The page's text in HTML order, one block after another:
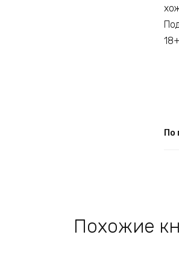
18+
По
Похожие